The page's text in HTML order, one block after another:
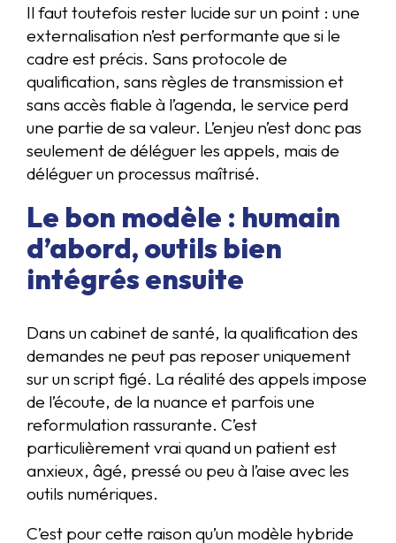
Il faut toutefois rester lucide sur un point : une
externalisation n’est performante que si le
cadre est précis. Sans protocole de
qualification, sans règles de transmission et
sans accès fiable à l’agenda, le service perd
une partie de sa valeur. L’enjeu n’est donc pas
seulement de déléguer les appels, mais de
déléguer un processus maîtrisé.
Le bon modèle : humain
d’abord, outils bien
intégrés ensuite
Dans un cabinet de santé, la qualification des
demandes ne peut pas reposer uniquement
sur un script figé. La réalité des appels impose
de l’écoute, de la nuance et parfois une
reformulation rassurante. C’est
particulièrement vrai quand un patient est
anxieux, âgé, pressé ou peu à l’aise avec les
outils numériques.
C’est pour cette raison qu’un modèle hybride